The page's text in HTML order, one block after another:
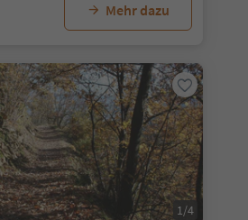
Mehr dazu
1/4